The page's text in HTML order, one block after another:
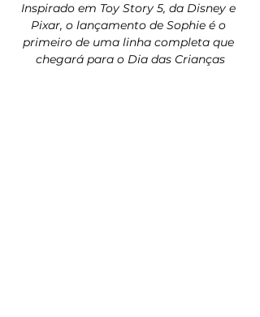
Inspirado em Toy Story 5, da Disney e
Pixar, o lançamento de Sophie é o
primeiro de uma linha completa que
chegará para o Dia das Crianças